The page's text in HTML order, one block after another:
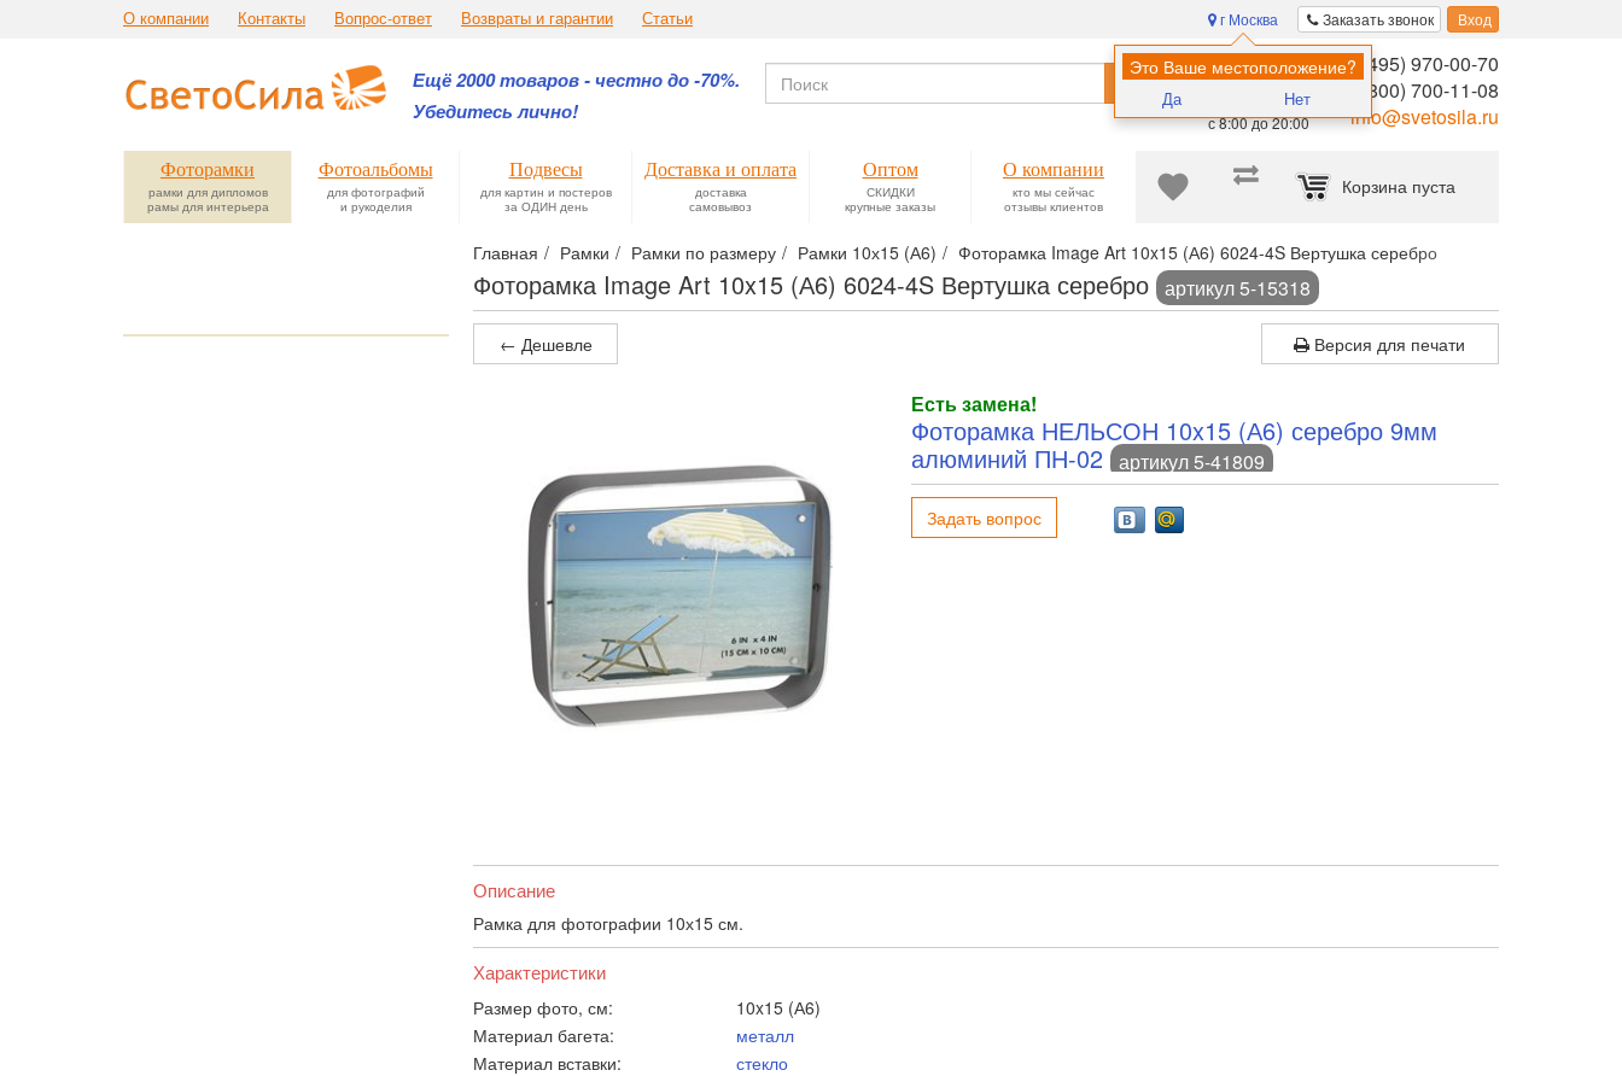
О компании Контакты Вопрос-ответ Возвраты и гарантии Статьи Заказать звонок Вход
г Москва
Это Ваше местоположение?
Да Нет
Ещё 2000 товаров - честно до -70%.
Убедитесь лично!
Помощь в
выборе:
Ежедневно,
с 8:00 до 20:00
8 (495) 970-00-70
8 (800) 700-11-08
info@svetosila.ru
Найти
Корзина пуста
Фоторамки
рамки для дипломов
рамы для интерьера
Фотоальбомы
для фотографий
и рукоделия
Подвесы
для картин и постеров
за ОДИН день
Доставка и оплата
доставка
самовывоз
Оптом
СКИДКИ
крупные заказы
О компании
кто мы сейчас
отзывы клиентов
Главная Рамки Рамки по размеру Рамки 10х15 (А6) Фоторамка Image Art 10x15 (А6) 6024-4S Вертушка серебро
Фоторамка Image Art 10x15 (А6) 6024-4S Вертушка серебро артикул 5-15318
← Дешевле Версия для печати
Есть замена!
Фоторамка НЕЛЬСОН 10x15 (А6) серебро 9мм
алюминий ПН-02 артикул 5-41809
Задать вопрос
Описание
Рамка для фотографии 10х15 см.
Характеристики
Размер фото, см:
10x15 (А6)
Материал багета:
металл
Материал вставки:
стекло